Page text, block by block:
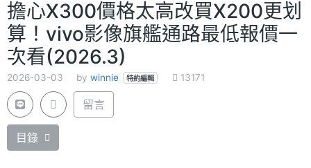
擔心X300價格太高改買X200更划
算！vivo影像旗艦通路最低報價一
次看(2026.3)
2026-03-03 by winnie 特約編輯 13171
留言
目錄